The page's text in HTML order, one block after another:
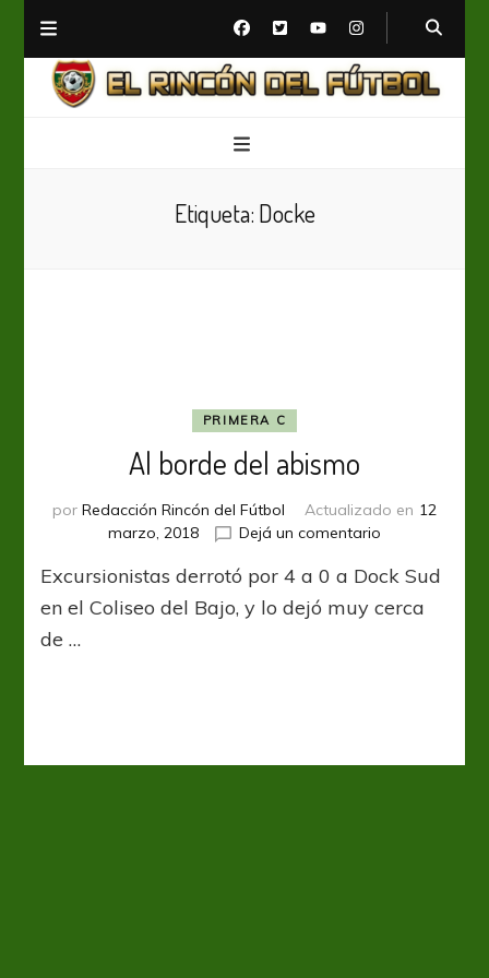
Etiqueta: Docke
PRIMERA C
Al borde del abismo
por Redacción Rincón del Fútbol Actualizado en 12
marzo, 2018
Dejá un comentario
borde
del
Excursionistas derrotó por 4 a 0 a Dock Sud
en el Coliseo del Bajo, y lo dejó muy cerca
de …